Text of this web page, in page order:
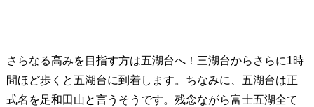
さらなる高みを目指す方は五湖台へ！三湖台からさらに1時
間ほど歩くと五湖台に到着します。ちなみに、五湖台は正
式名を足和田山と言うそうです。残念ながら富士五湖全て